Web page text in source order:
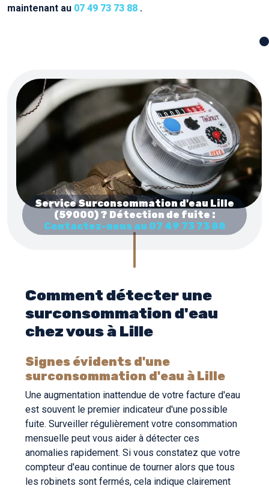
maintenant au 07 49 73 73 88 .
Service Surconsommation d'eau Lille
(59000) ? Détection de fuite :
Contactez-nous au 07 49 73 73 88
Comment détecter une
surconsommation d'eau
chez vous à Lille
Signes évidents d'une
surconsommation d'eau à Lille
Une augmentation inattendue de votre facture d'eau
est souvent le premier indicateur d'une possible
fuite. Surveiller régulièrement votre consommation
mensuelle peut vous aider à détecter ces
anomalies rapidement. Si vous constatez que votre
compteur d'eau continue de tourner alors que tous
les robinets sont fermés, cela indique clairement